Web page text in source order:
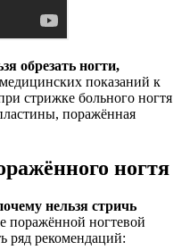
обрезать ногти,
показаний к
стрижке больного ногтя
поражённая
ногтя
нельзя стричь
поражённой ногтевой
ряд рекомендаций: